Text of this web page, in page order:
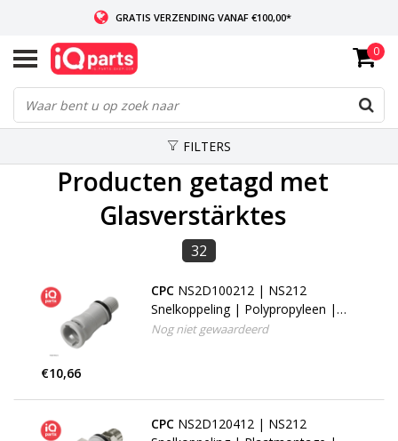
GRATIS VERZENDING VANAF €100,00*
INDIEN VOORRADIG: VOOR 14:00 BESTELD, ZELFDE DAG VERZONDEN
WERELDWIJDE LEVERING
0
FILTERS
Producten getagd met
Glasverstärktes
32
CPC NS2D100212 | NS212
Snelkoppeling | Polypropyleen |
1/8" NPT buitendraad
Nog niet gewaardeerd
€10,66
CPC NS2D120412 | NS212